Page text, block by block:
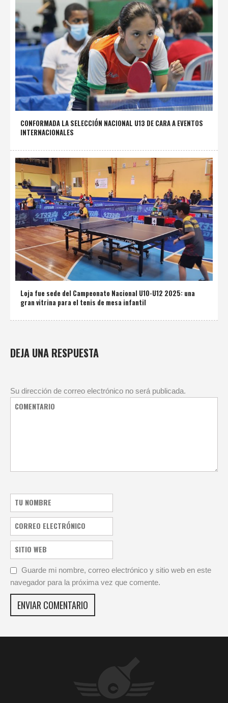
CONFORMADA LA SELECCIÓN NACIONAL U13 DE CARA A EVENTOS
INTERNACIONALES
Loja fue sede del Campeonato Nacional U10-U12 2025: una
gran vitrina para el tenis de mesa infantil
DEJA UNA RESPUESTA
Su dirección de correo electrónico no será publicada.
Guarde mi nombre, correo electrónico y sitio web en este
navegador para la próxima vez que comente.